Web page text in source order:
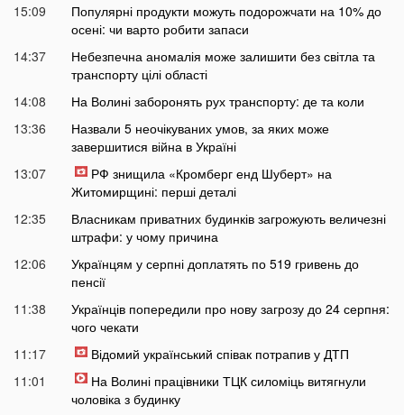
15:09
Популярні продукти можуть подорожчати на 10% до
осені: чи варто робити запаси
14:37
Небезпечна аномалія може залишити без світла та
транспорту цілі області
14:08
На Волині заборонять рух транспорту: де та коли
13:36
Назвали 5 неочікуваних умов, за яких може
завершитися війна в Україні
13:07
РФ знищила «Кромберг енд Шуберт» на
Житомирщині: перші деталі
12:35
Власникам приватних будинків загрожують величезні
штрафи: у чому причина
12:06
Українцям у серпні доплатять по 519 гривень до
пенсії
11:38
Українців попередили про нову загрозу до 24 серпня:
чого чекати
11:17
Відомий український співак потрапив у ДТП
11:01
На Волині працівники ТЦК силоміць витягнули
чоловіка з будинку